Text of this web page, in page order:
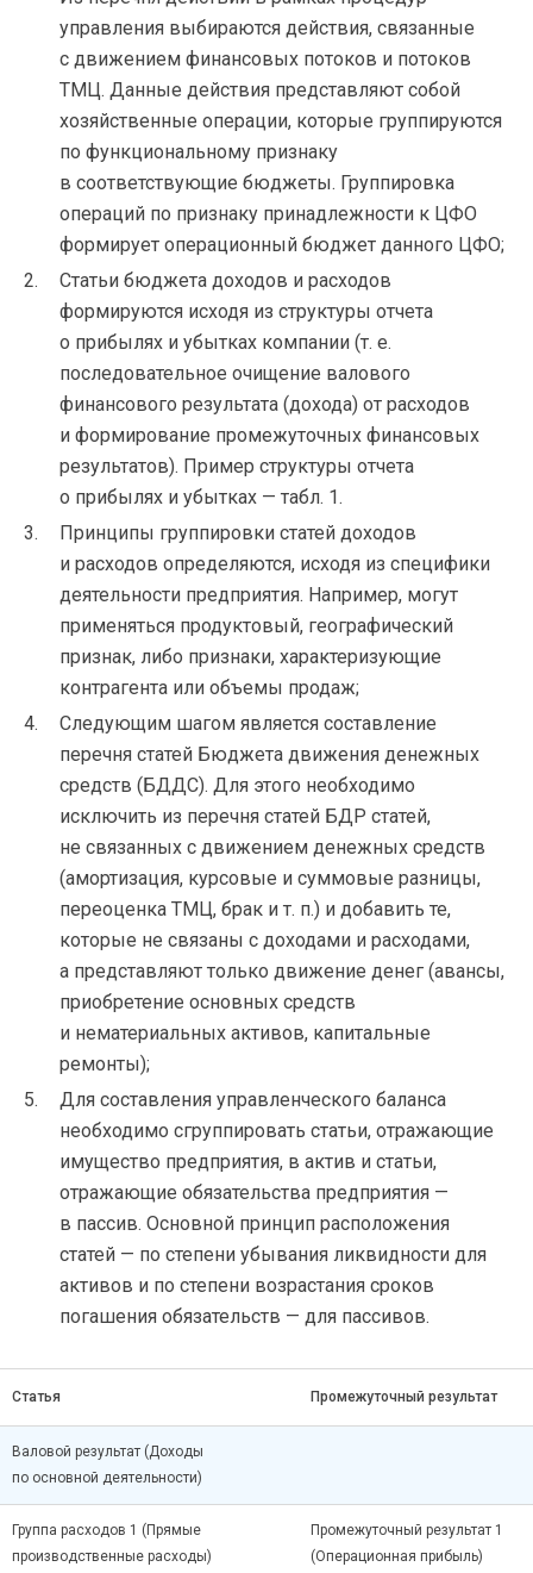
управления выбираются действия, связанные
с движением финансовых потоков и потоков
ТМЦ. Данные действия представляют собой
хозяйственные операции, которые группируются
по функциональному признаку
в соответствующие бюджеты. Группировка
операций по признаку принадлежности к ЦФО
формирует операционный бюджет данного ЦФО;
Статьи бюджета доходов и расходов
формируются исходя из структуры отчета
о прибылях и убытках компании (т. е.
последовательное очищение валового
финансового результата (дохода) от расходов
и формирование промежуточных финансовых
результатов). Пример структуры отчета
о прибылях и убытках — табл. 1.
Принципы группировки статей доходов
и расходов определяются, исходя из специфики
деятельности предприятия. Например, могут
применяться продуктовый, географический
признак, либо признаки, характеризующие
контрагента или объемы продаж;
Следующим шагом является составление
перечня статей Бюджета движения денежных
средств (БДДС). Для этого необходимо
исключить из перечня статей БДР статей,
не связанных с движением денежных средств
(амортизация, курсовые и суммовые разницы,
переоценка ТМЦ, брак и т. п.) и добавить те,
которые не связаны с доходами и расходами,
а представляют только движение денег (авансы,
приобретение основных средств
и нематериальных активов, капитальные
ремонты);
Для составления управленческого баланса
необходимо сгруппировать статьи, отражающие
имущество предприятия, в актив и статьи,
отражающие обязательства предприятия —
в пассив. Основной принцип расположения
статей — по степени убывания ликвидности для
активов и по степени возрастания сроков
погашения обязательств — для пассивов.
Статья Промежуточный результат
Валовой результат (Доходы
по основной деятельности)
Группа расходов 1 (Прямые
производственные расходы)
Промежуточный результат 1
(Операционная прибыль)